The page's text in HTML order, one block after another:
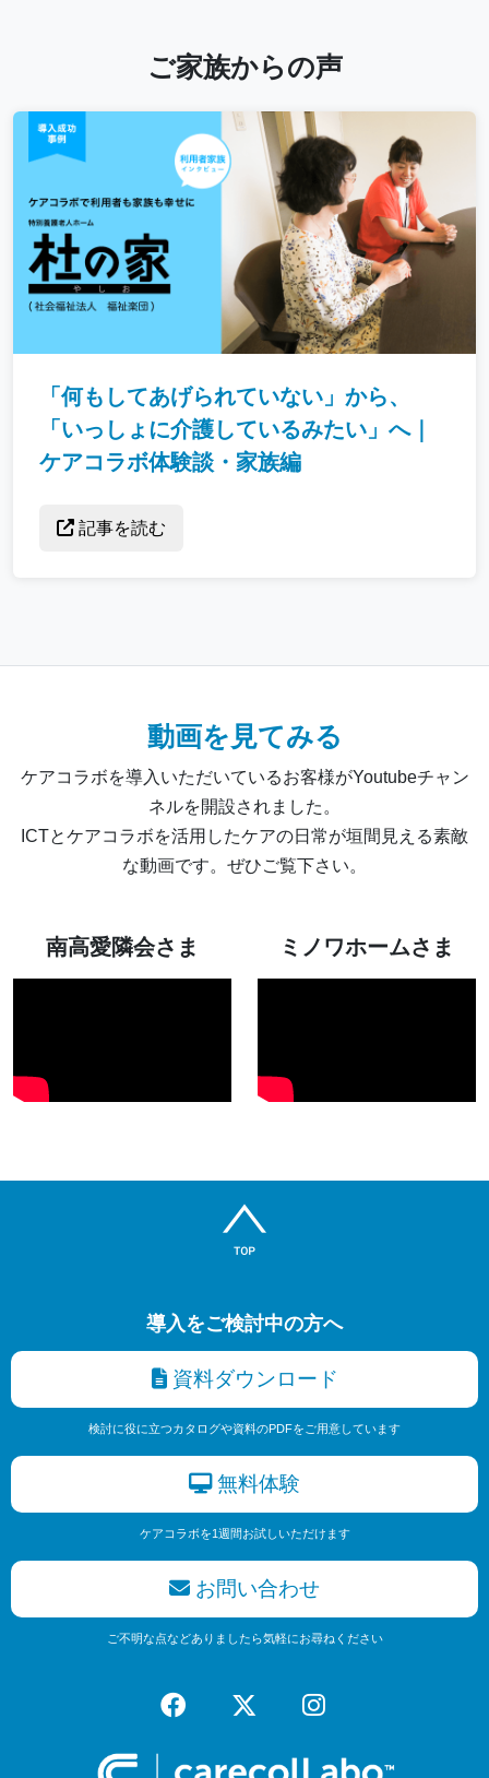
ご家族からの声
「何もしてあげられていない」から、
「いっしょに介護しているみたい」へ｜
ケアコラボ体験談・家族編
記事を読む
動画を見てみる
ケアコラボを導入いただいているお客様がYoutubeチャン
ネルを開設されました。
ICTとケアコラボを活用したケアの日常が垣間見える素敵
な動画です。ぜひご覧下さい。
南高愛隣会さま ミノワホームさま
導入をご検討中の方へ
資料ダウンロード
検討に役に立つカタログや資料のPDFをご用意しています
無料体験
ケアコラボを1週間お試しいただけます
お問い合わせ
ご不明な点などありましたら気軽にお尋ねください